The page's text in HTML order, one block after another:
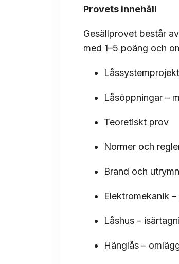
Provets innehåll
Gesällprovet består
med 1–5 poäng och
Låsöppningar –
Teoretiskt prov
Normer och
Brand och
Elektromekanik
Låshus –
Hänglås –